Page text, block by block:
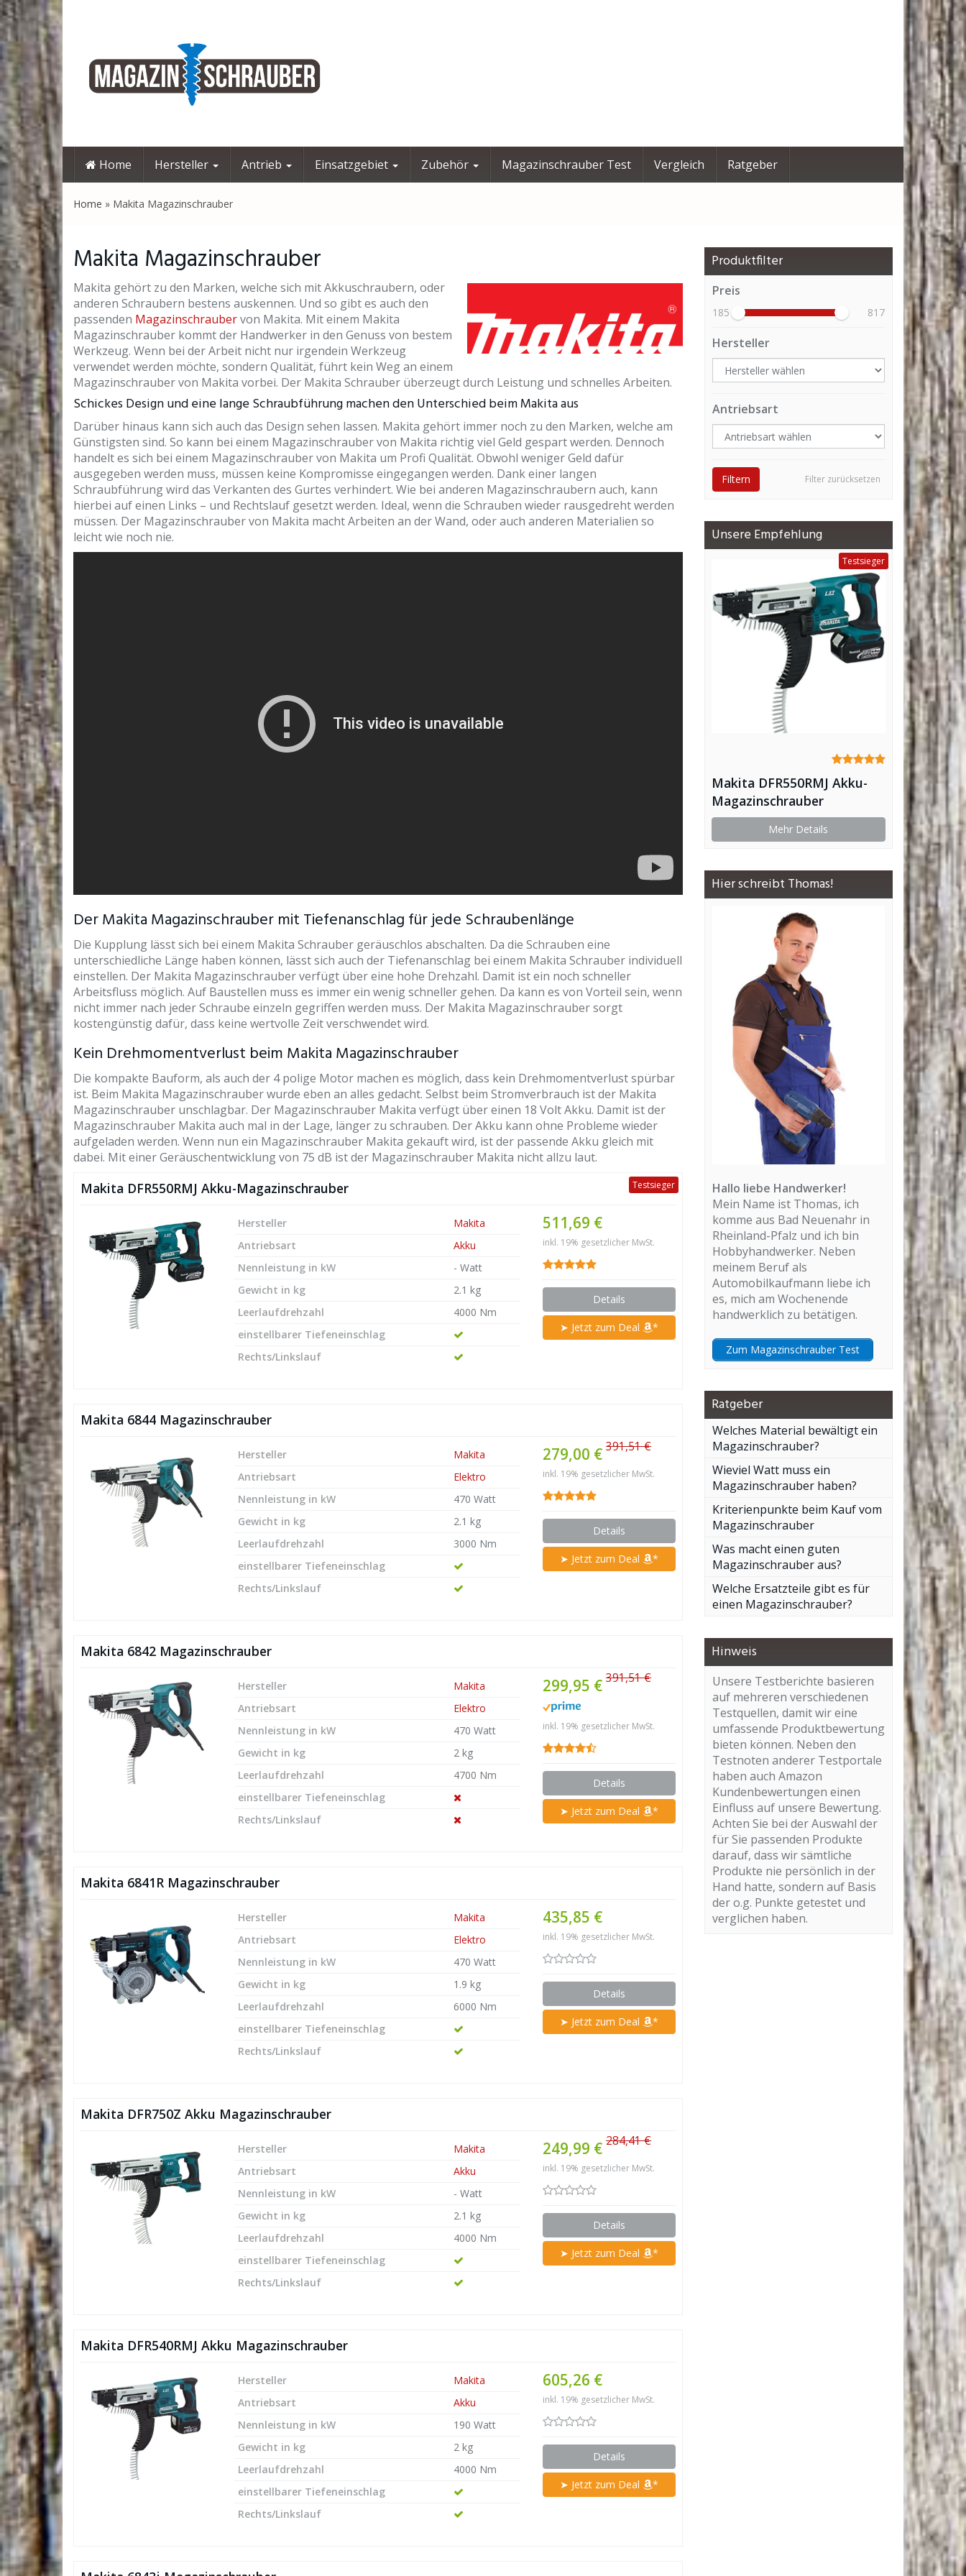
Skip
to
main
content
Home Hersteller Antrieb Einsatzgebiet Zubehör Magazinschrauber Test Vergleich Ratgeber
Home » Makita Magazinschrauber
Makita Magazinschrauber
Makita gehört zu den Marken, welche sich mit Akkuschraubern, oder
anderen Schraubern bestens auskennen. Und so gibt es auch den
passenden Magazinschraubervon Makita. Mit einem Makita
Magazinschrauber kommt der Handwerker in den Genuss von bestem
Werkzeug. Wenn bei der Arbeit nicht nur irgendein Werkzeug
verwendet werden möchte, sondern Qualität, führt kein Weg an einem
Magazinschrauber von Makita vorbei. Der Makita Schrauber überzeugt durch Leistung und schnelles Arbeiten.
Schickes Design und eine lange Schraubführung machen den Unterschied beim Makita aus
Darüber hinaus kann sich auch das Design sehen lassen. Makita gehört immer noch zu den Marken, welche am
Günstigsten sind. So kann bei einem Magazinschrauber von Makita richtig viel Geld gespart werden. Dennoch
handelt es sich bei einem Magazinschrauber von Makita um Profi Qualität. Obwohl weniger Geld dafür
ausgegeben werden muss, müssen keine Kompromisse eingegangen werden. Dank einer langen
Schraubführung wird das Verkanten des Gurtes verhindert. Wie bei anderen Magazinschraubern auch, kann
hierbei auf einen Links – und Rechtslauf gesetzt werden. Ideal, wenn die Schrauben wieder rausgedreht werden
müssen. Der Magazinschrauber von Makita macht Arbeiten an der Wand, oder auch anderen Materialien so
leicht wie noch nie.
Der Makita Magazinschrauber mit Tiefenanschlag für jede Schraubenlänge
Die Kupplung lässt sich bei einem Makita Schrauber geräuschlos abschalten. Da die Schrauben eine
unterschiedliche Länge haben können, lässt sich auch der Tiefenanschlag bei einem Makita Schrauber individuell
einstellen. Der Makita Magazinschrauber verfügt über eine hohe Drehzahl. Damit ist ein noch schneller
Arbeitsfluss möglich. Auf Baustellen muss es immer ein wenig schneller gehen. Da kann es von Vorteil sein, wenn
nicht immer nach jeder Schraube einzeln gegriffen werden muss. Der Makita Magazinschrauber sorgt
kostengünstig dafür, dass keine wertvolle Zeit verschwendet wird.
Kein Drehmomentverlust beim Makita Magazinschrauber
Die kompakte Bauform, als auch der 4 polige Motor machen es möglich, dass kein Drehmomentverlust spürbar
ist. Beim Makita Magazinschrauber wurde eben an alles gedacht. Selbst beim Stromverbrauch ist der Makita
Magazinschrauber unschlagbar. Der Magazinschrauber Makita verfügt über einen 18 Volt Akku. Damit ist der
Magazinschrauber Makita auch mal in der Lage, länger zu schrauben. Der Akku kann ohne Probleme wieder
aufgeladen werden. Wenn nun ein Magazinschrauber Makita gekauft wird, ist der passende Akku gleich mit
dabei. Mit einer Geräuschentwicklung von 75 dB ist der Magazinschrauber Makita nicht allzu laut.
Testsieger
Makita DFR550RMJ Akku-Magazinschrauber
511,69 €
inkl. 19% gesetzlicher MwSt.
Details
➤ Jetzt zum Deal *
Hersteller
Makita
Antriebsart
Akku
Nennleistung in kW
- Watt
Gewicht in kg
2.1 kg
Leerlaufdrehzahl
4000 Nm
einstellbarer Tiefeneinschlag
Rechts/Linkslauf
Makita 6844 Magazinschrauber
279,00 €391,51 €
inkl. 19% gesetzlicher MwSt.
Details
➤ Jetzt zum Deal *
Hersteller
Makita
Antriebsart
Elektro
Nennleistung in kW
470 Watt
Gewicht in kg
2.1 kg
Leerlaufdrehzahl
3000 Nm
einstellbarer Tiefeneinschlag
Rechts/Linkslauf
Makita 6842 Magazinschrauber
299,95 €391,51 €
inkl. 19% gesetzlicher MwSt.
Details
➤ Jetzt zum Deal *
Hersteller
Makita
Antriebsart
Elektro
Nennleistung in kW
470 Watt
Gewicht in kg
2 kg
Leerlaufdrehzahl
4700 Nm
einstellbarer Tiefeneinschlag
Rechts/Linkslauf
Makita 6841R Magazinschrauber
435,85 €
inkl. 19% gesetzlicher MwSt.
Details
➤ Jetzt zum Deal *
Hersteller
Makita
Antriebsart
Elektro
Nennleistung in kW
470 Watt
Gewicht in kg
1.9 kg
Leerlaufdrehzahl
6000 Nm
einstellbarer Tiefeneinschlag
Rechts/Linkslauf
Makita DFR750Z Akku Magazinschrauber
249,99 €284,41 €
inkl. 19% gesetzlicher MwSt.
Details
➤ Jetzt zum Deal *
Hersteller
Makita
Antriebsart
Akku
Nennleistung in kW
- Watt
Gewicht in kg
2.1 kg
Leerlaufdrehzahl
4000 Nm
einstellbarer Tiefeneinschlag
Rechts/Linkslauf
Makita DFR540RMJ Akku Magazinschrauber
605,26 €
inkl. 19% gesetzlicher MwSt.
Details
➤ Jetzt zum Deal *
Hersteller
Makita
Antriebsart
Akku
Nennleistung in kW
190 Watt
Gewicht in kg
2 kg
Leerlaufdrehzahl
4000 Nm
einstellbarer Tiefeneinschlag
Rechts/Linkslauf
Produktfilter
Preis
185 817
Hersteller
Antriebsart
Filter zurücksetzen
Filtern
Unsere Empfehlung
Testsieger
Makita DFR550RMJ Akku-
Magazinschrauber
Mehr Details
Hier schreibt Thomas!
Hallo liebe Handwerker!
Mein Name ist Thomas, ich
komme aus Bad Neuenahr in
Rheinland-Pfalz und ich bin
Hobbyhandwerker. Neben
meinem Beruf als
Automobilkaufmann liebe ich
es, mich am Wochenende
handwerklich zu betätigen.
Zum Magazinschrauber Test
Ratgeber
Welches Material bewältigt ein
Magazinschrauber?
Wieviel Watt muss ein
Magazinschrauber haben?
Kriterienpunkte beim Kauf vom
Magazinschrauber
Was macht einen guten
Magazinschrauber aus?
Welche Ersatzteile gibt es für
einen Magazinschrauber?
Hinweis
Unsere Testberichte basieren
auf mehreren verschiedenen
Testquellen, damit wir eine
umfassende Produktbewertung
bieten können. Neben den
Testnoten anderer Testportale
haben auch Amazon
Kundenbewertungen einen
Einfluss auf unsere Bewertung.
Achten Sie bei der Auswahl der
für Sie passenden Produkte
darauf, dass wir sämtliche
Produkte nie persönlich in der
Hand hatte, sondern auf Basis
der o.g. Punkte getestet und
verglichen haben.